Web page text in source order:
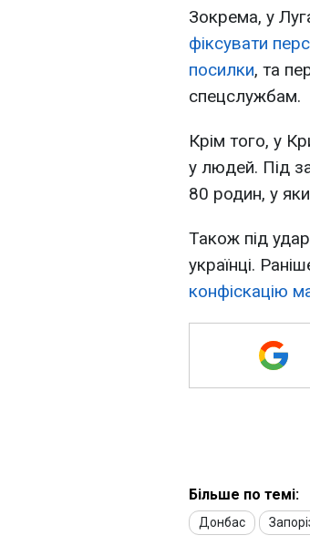
Зокрема, у
фіксувати
посилки, та
спецслужбам.
Крім того, у
у людей. Під
80 родин, у
Також під удар
українці.
конфіскацію
Більше по темі:
Донбас